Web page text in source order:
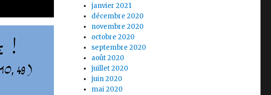
janvier 2021
décembre 2020
novembre 2020
octobre 2020
septembre 2020
août 2020
juillet 2020
juin 2020
mai 2020